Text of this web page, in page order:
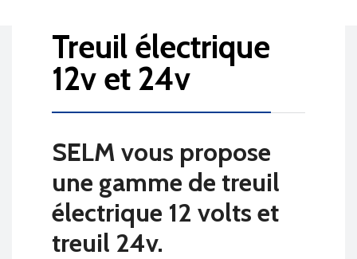
treuil électrique
12v et 24v
SELM vous propose
une gamme de treuil
électrique 12 volts et
treuil 24v.